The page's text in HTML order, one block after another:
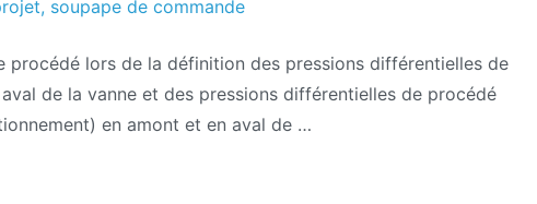
, soupape de commande
procédé lors de la définition des pressions différentielles de
de la vanne et des pressions différentielles de procédé
en amont et en aval de …